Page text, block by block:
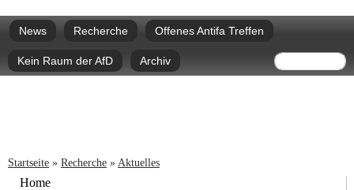
zum
Hauptmenü
News Recherche Offenes Antifa Treffen
Kein Raum der AfD Archiv Suche
Sie sind hier
Startseite » Recherche » Aktuelles
Home